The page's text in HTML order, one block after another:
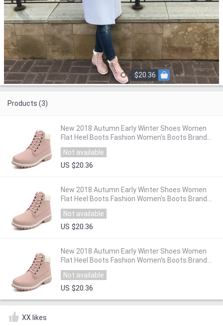
$20.36
Products (3)
New 2018 Autumn Early Winter Shoes Women
Flat Heel Boots Fashion Women's Boots Brand
Woman Ankle Botas Hard Outsole ZH813
Not available
US $20.36
New 2018 Autumn Early Winter Shoes Women
Flat Heel Boots Fashion Women's Boots Brand
Woman Ankle Botas Hard Outsole ZH813
Not available
US $20.36
New 2018 Autumn Early Winter Shoes Women
Flat Heel Boots Fashion Women's Boots Brand
Woman Ankle Botas Hard Outsole ZH813
Not available
US $20.36
XX likes